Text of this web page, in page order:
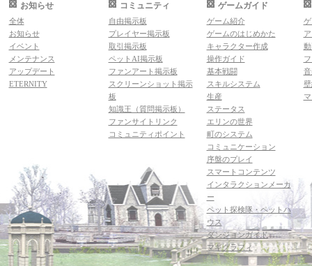
お知らせ
全体
お知らせ
イベント
メンテナンス
アップデート
ETERNITY
コミュニティ
自由掲示板
プレイヤー掲示板
取引掲示板
ペットAI掲示板
ファンアート掲示板
スクリーンショット掲示
板
知識王（質問掲示板）
ファンサイトリンク
コミュニティポイント
ゲームガイド
ゲーム紹介
ゲームのはじめかた
キャラクター作成
操作ガイド
基本戦闘
スキルシステム
生産
ステータス
エリンの世界
町のシステム
コミュニケーション
序盤のプレイ
スマートコンテンツ
インタラクションメーカ
ー
ペット探検隊・ペットハ
ウス
ダンジョンガイド
マギグラフィ